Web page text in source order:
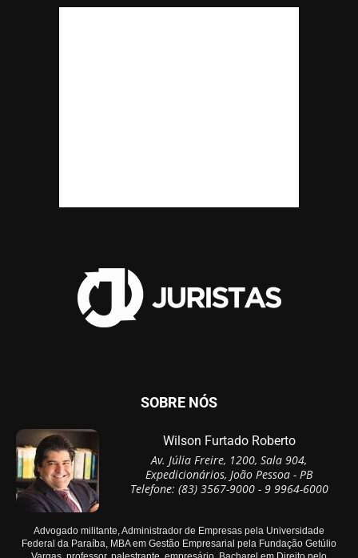
SOBRE NÓS
Wilson Furtado Roberto
Av. Júlia Freire, 1200, Sala 904,
Expedicionários, João Pessoa - PB
Telefone: (83) 3567-9000 - 9 9964-6000
Advogado militante, Administrador de Empresas pela Universidade
Federal da Paraíba, MBA em Gestão Empresarial pela Fundação Getúlio